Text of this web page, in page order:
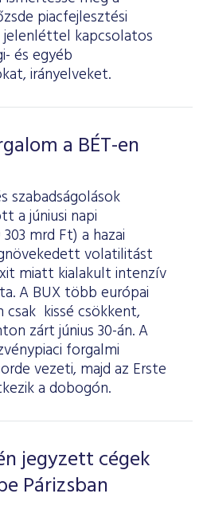
piacfejlesztési
kapcsolatos
és egyéb
irányelveket.
a BÉT-en
szabadságolások
a júniusi napi
mrd Ft) a hazai
volatilitást
miatt kialakult intenzív
A BUX több európai
kissé csökkent,
zárt június 30-án. A
forgalmi
vezeti, majd az Erste
a dobogón.
jegyzett cégek
Párizsban